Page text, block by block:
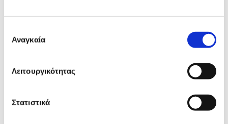
συγκατάθεσης
Αναγκαία
Λειτουργικότητας
Στατιστικά
Polo Τσάντα Πλάτης Original
Scarf Λουλακί-Τιρκουάζ
Polo Τσάντα Πλάτης